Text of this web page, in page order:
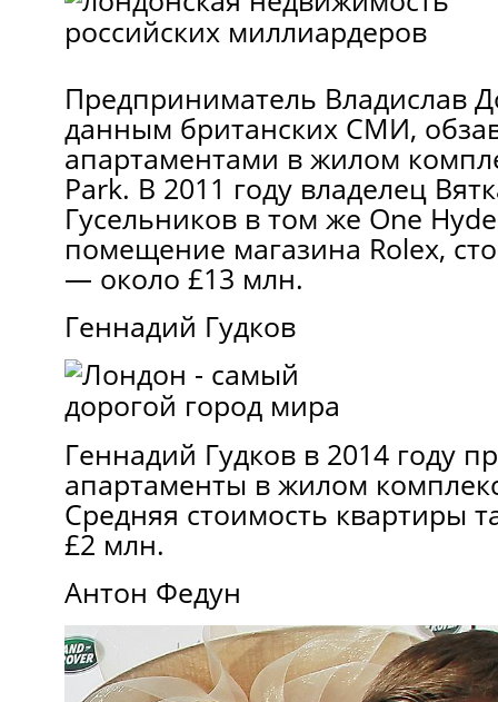
Предприниматель Владислав
данным британских СМИ,
апартаментами в жилом
Park. В 2011 году владелец
Гусельников в том же One
помещение магазина Rolex,
— около £13 млн.
Геннадий Гудков
Геннадий Гудков в 2014 году
апартаменты в жилом
Средняя стоимость квартиры
£2 млн.
Антон Федун